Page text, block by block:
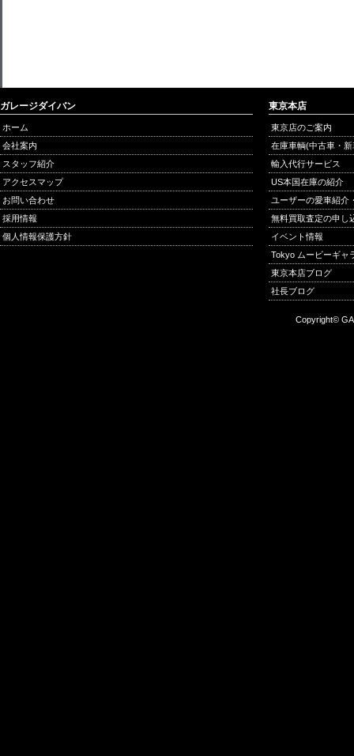
ガレージダイバン
ホーム
会社案内
スタッフ紹介
アクセスマップ
お問い合わせ
採用情報
個人情報保護方針
東京本店
東京店のご案内
在庫車輌(中古車・
輸入代行サービス
US本国在庫の紹介
ユーザーの愛車紹介
無料買取査定の申し
イベント情報
Tokyo ムービーギャ
東京本店ブログ
社長ブログ
Copyright©